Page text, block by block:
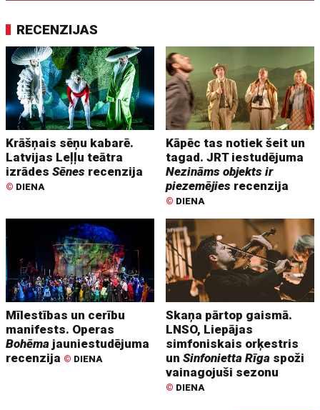
RECENZIJAS
Krāšņais sēņu kabarē.
Latvijas Leļļu teātra
izrādesSēnes recenzija
© DIENA
Kāpēc tas notiek šeit un
tagad. JRT iestudējuma
Nezināms objekts ir
piezemējies recenzija
© DIENA
Mīlestības un cerību
manifests. Operas
Bohēma jauniestudējuma
recenzija © DIENA
Skaņa pārtop gaismā.
LNSO, Liepājas
simfoniskais orķestris
unSinfonietta Rīga spoži
vainagojuši sezonu
© DIENA